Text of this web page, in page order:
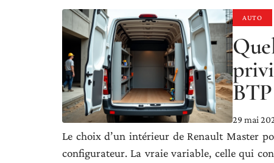
AUTO
29 mai
Le choix d’un intérieur de Renault Master
configurateur. La vraie variable, celle qui